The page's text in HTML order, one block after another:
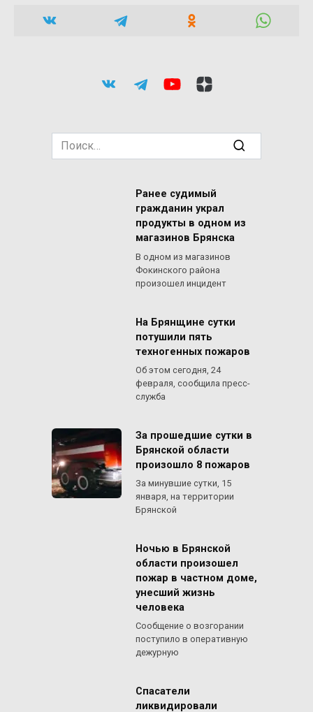
Search
for:
Ранее судимый
гражданин украл
продукты в одном из
магазинов Брянска
В одном из магазинов
Фокинского района
произошел инцидент
На Брянщине сутки
потушили пять
техногенных пожаров
Об этом сегодня, 24
февраля, сообщила пресс-
служба
За прошедшие сутки в
Брянской области
произошло 8 пожаров
За минувшие сутки, 15
января, на территории
Брянской
Ночью в Брянской
области произошел
пожар в частном доме,
унесший жизнь
человека
Сообщение о возгорании
поступило в оперативную
дежурную
Спасатели
ликвидировали